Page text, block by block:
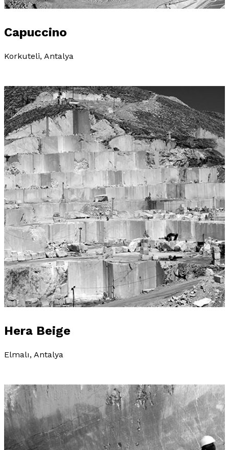
Capuccino
Korkuteli, Antalya
Hera Beige
Elmalı, Antalya